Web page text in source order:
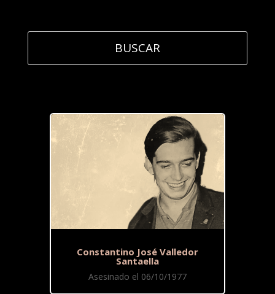
Constantino José Valledor
Santaella
Asesinado el 06/10/1977